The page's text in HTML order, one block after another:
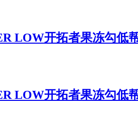
LOW开拓者果冻勾低
LOW开拓者果冻勾低